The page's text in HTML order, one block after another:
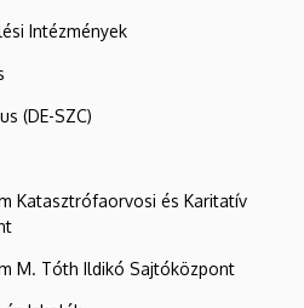
Intézmények
(DE-SZC)
Katasztrófaorvosi és Karitatív
M. Tóth Ildikó Sajtóközpont